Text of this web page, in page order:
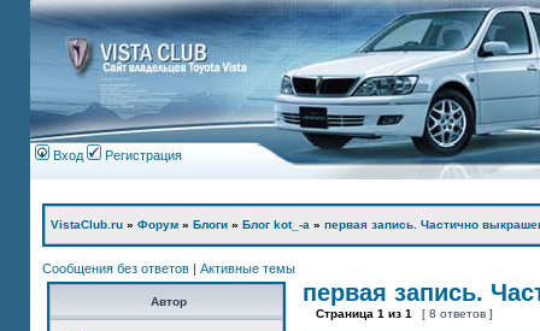
Вход Регистрация
VistaClub.ru » Форум » Блоги » Блог kot_-а » первая запись. Частично
Сообщения без ответов | Активные темы
Автор первая запись.
Страница 1 из 1 [ 8 ответов ]